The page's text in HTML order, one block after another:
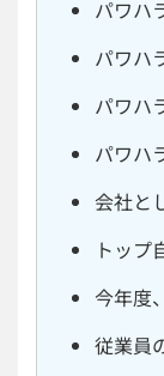
パワハ
パワハ
パワハ
パワハ
会社と
トップ
今年度
従業員